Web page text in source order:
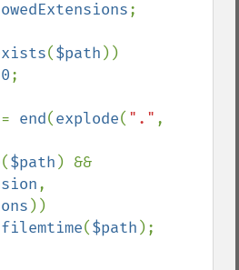
;
($path ))
0;
= end(explode( "."
($path
))
filemtime($path );